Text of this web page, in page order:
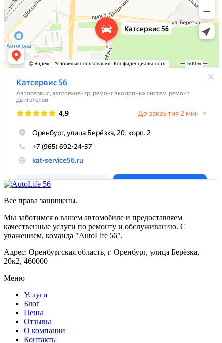
Все права защищены.
Мы заботимся о вашем автомобиле и предоставляем
качественные услуги по ремонту и обслуживанию. С
уважением, команда "AutoLife 56".
Адрес: Оренбургская область, г. Оренбург, улица Берёзка,
20к2, 460000
Меню
Услуги
Блог
Цены
Отзывы
О компании
Контакты